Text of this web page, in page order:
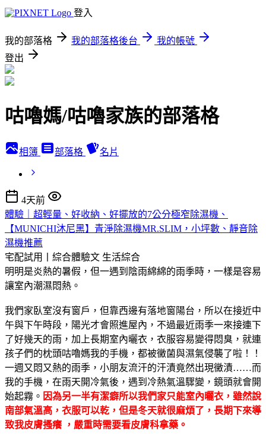
登入
我的部落格 我的部落格後台
我的帳號
登出
咕嚕媽/咕嚕家族的部落格
相簿 部落格 名片
4天前
體驗｜超輕量、好收納、好擺放的7公分極窄除濕機、
【MUNICHI沐尼黑】青淨除濕機MR.SLIM，小坪數、靜音除
濕機推薦
宅配試用丨綜合體驗文 生活綜合
明明是炎熱的暑假，但一遇到陰雨綿綿的雨季時，一樣是容易
讓室內潮濕悶熱。
我們家臥室沒有窗戶，但靠西邊有落地窗陽台，所以在接近中
午與下午時段，陽光才會照進屋內，不過最近雨季一來接連下
了好幾天的雨，加上長期室內曬衣，衣服容易變得悶臭，就連
孩子們的枕頭咕嚕媽我的手機，都被黴菌與濕氣侵襲了啦！！
一週又悶又熱的雨季，小朋友流汗的汗漬竟然出現黴漬……而
我的手機，在雨天開冷氣後，遇到冷熱氣溫驟變，鏡頭就會開
始起霧。 因為另一半有潔癖所以我們家只能室內曬衣，雖然說
南部氣溫高，衣服可以乾，但是冬天就很麻煩了，長期下來導
致我皮膚搔癢 ，嚴重時需要看皮膚科拿藥。